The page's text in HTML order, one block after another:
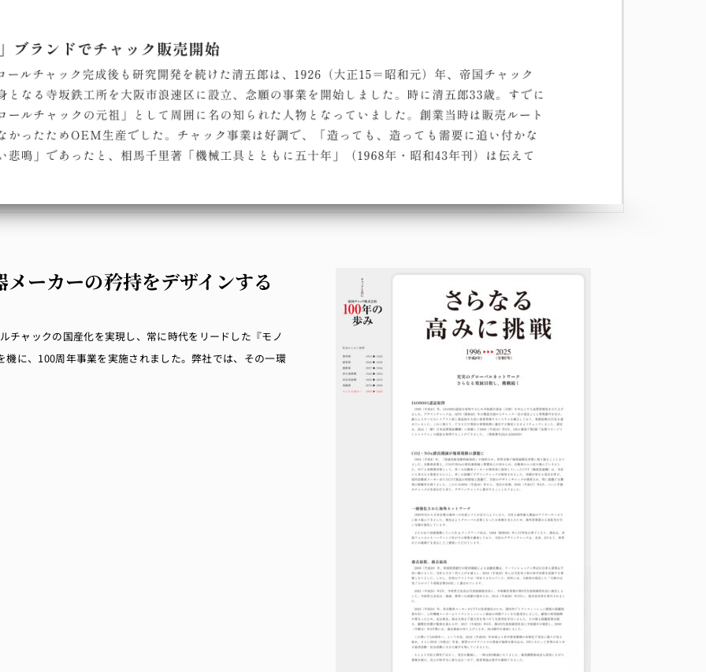
ーカーの矜持をデザインする
チャックの国産化を実現し、常に時代をリードした『モノ
に、100周年事業を実施されました。弊社では、その一環